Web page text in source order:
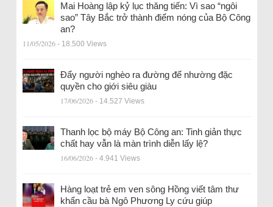
Mai Hoàng lập kỷ lục thăng tiến: Vì sao “ngôi
sao” Tây Bắc trở thành điểm nóng của Bộ Công
an?
11/05/2026 - 18.500 Views
Đẩy người nghèo ra đường để nhường đặc
quyền cho giới siêu giàu
17/06/2026 - 14.527 Views
Thanh lọc bộ máy Bộ Công an: Tinh giản thực
chất hay vẫn là màn trình diễn lấy lệ?
16/06/2026 - 4.941 Views
Hàng loạt trẻ em ven sông Hồng viết tâm thư
khẩn cầu bà Ngô Phương Ly cứu giúp